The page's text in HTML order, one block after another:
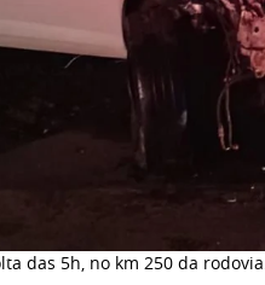
das 5h, no km 250 da